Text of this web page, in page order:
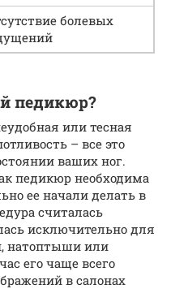
болевых
педикюр?
или тесная
– все это
ваших ног.
педикюр необходима
ее начали делать в
считалась
исключительно для
натоптыши или
его чаще всего
в салонах